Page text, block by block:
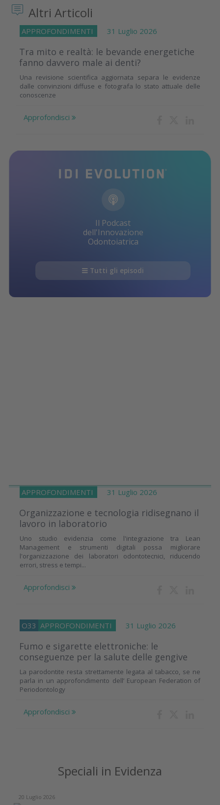
Altri Articoli
APPROFONDIMENTI 31 Luglio 2026
Tra mito e realtà: le bevande energetiche
fanno davvero male ai denti?
Una revisione scientifica aggiornata separa le evidenze
dalle convinzioni diffuse e fotografa lo stato attuale delle
conoscenze
Approfondisci
Il Podcast
dell'Innovazione
Odontoiatrica
Tutti gli episodi
APPROFONDIMENTI 31 Luglio 2026
Organizzazione e tecnologia ridisegnano il
lavoro in laboratorio
Uno studio evidenzia come l'integrazione tra Lean
Management e strumenti digitali possa migliorare
l'organizzazione dei laboratori odontotecnici, riducendo
errori, stress e tempi...
Approfondisci
O33 APPROFONDIMENTI 31 Luglio 2026
Fumo e sigarette elettroniche: le
conseguenze per la salute delle gengive
La parodontite resta strettamente legata al tabacco, se ne
parla in un approfondimento dell’ European Federation of
Periodontology
Approfondisci
Speciali in Evidenza
20 Luglio 2026